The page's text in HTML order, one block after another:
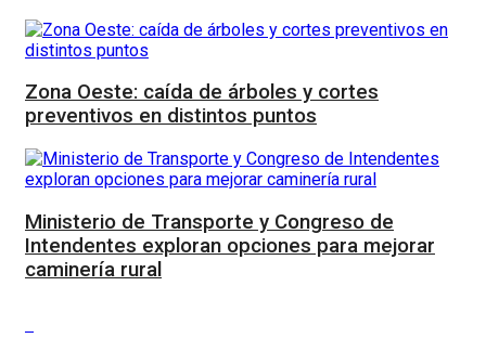
Zona Oeste: caída de árboles y cortes
preventivos en distintos puntos
Ministerio de Transporte y Congreso de
Intendentes exploran opciones para mejorar
caminería rural